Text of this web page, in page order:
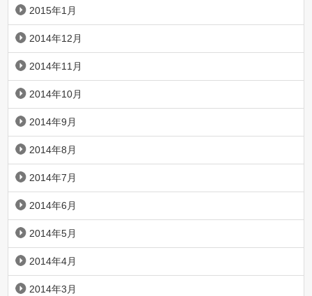
2015年1月
2014年12月
2014年11月
2014年10月
2014年9月
2014年8月
2014年7月
2014年6月
2014年5月
2014年4月
2014年3月